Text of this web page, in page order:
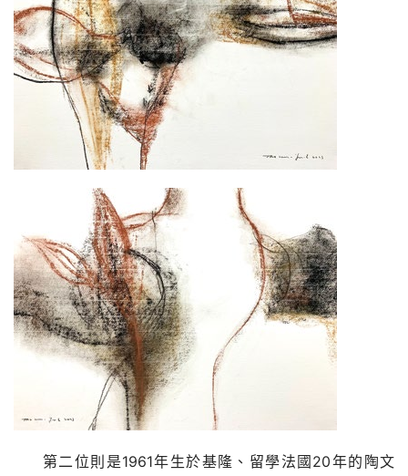
第二位則是1961年生於基隆、留學法國20年的陶文